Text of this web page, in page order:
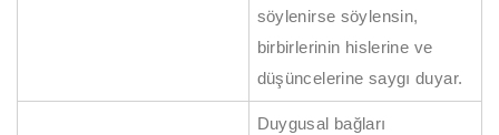
söylenirse söylensin,
birbirlerinin hislerine ve
düşüncelerine saygı duyar.
Duygusal bağları